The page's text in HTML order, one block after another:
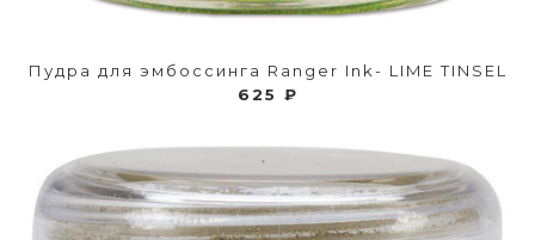
Пудра для эмбоссинга Ranger Ink- LIME TINSEL
625 ₽